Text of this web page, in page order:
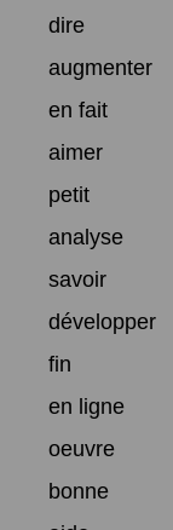
dire
augmenter
en fait
aimer
petit
analyse
savoir
développer
fin
en ligne
oeuvre
bonne